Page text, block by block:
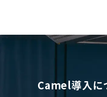
Camel導入に